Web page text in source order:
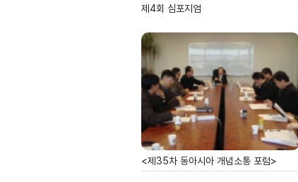
제4회 심포지엄
<제35차 동아시아 개념소통 포럼>